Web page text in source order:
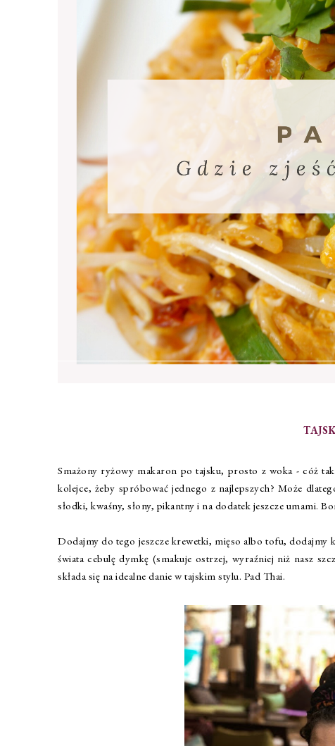
Smażony ryżowy makaron po tajsku, prosto z woka - cóż
kolejce, żeby spróbować jednego z najlepszych? Może
słodki, kwaśny, słony, pikantny i na dodatek jeszcze umami.
Dodajmy do tego jeszcze krewetki, mięso albo tofu,
świata cebulę dymkę (smakuje ostrzej, wyraźniej niż nasz
składa się na idealne danie w tajskim stylu. Pad Thai.